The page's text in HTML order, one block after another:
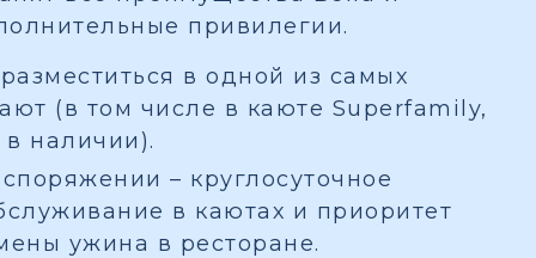
привилегии.
в одной из самых
(в том числе в каюте Superfamily,
в наличии).
– круглосуточное
в каютах и приоритет
ужина в ресторане.